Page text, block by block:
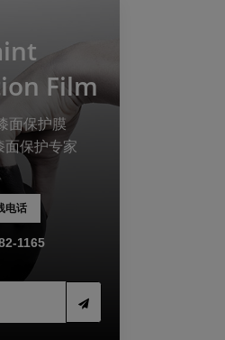
Film
面保护膜
保护专家
电话
1165